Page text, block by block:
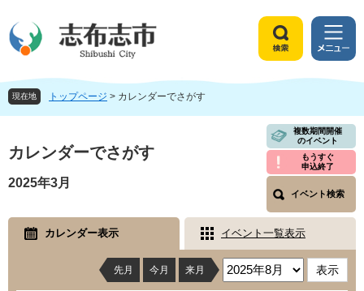
ジ
頭
ュ
飛
本
文
索
メ
ニ
ュ
現在地 トップページ > カレンダーでさがす
文
カレンダーでさがす
複数期間開催
のイベント
もうすぐ
申込終了
イベント検索
2025年3月
カレンダー表示 イベント一覧表示
先月 今月 来月